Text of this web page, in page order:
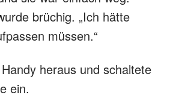
brüchig. „Ich hätte
müssen.“
heraus und schaltete
ein.